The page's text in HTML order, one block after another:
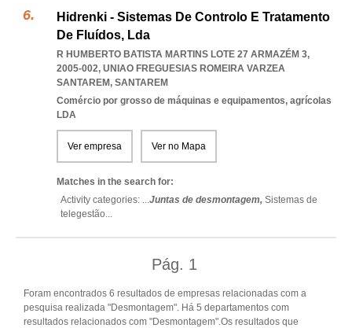
Hidrenki - Sistemas De Controlo E Tratamento
De Fluídos, Lda
R HUMBERTO BATISTA MARTINS LOTE 27 ARMAZÉM 3,
2005-002, UNIAO FREGUESIAS ROMEIRA VARZEA
SANTAREM, SANTAREM
Comércio por grosso de máquinas e equipamentos, agrícolas
LDA
Ver empresa Ver no Mapa
Matches in the search for:
Activity categories: ...Juntas de desmontagem, Sistemas de
telegestão...
Pág. 1
Foram encontrados 6 resultados de empresas relacionadas com a
pesquisa realizada "Desmontagem". Há 5 departamentos com
resultados relacionados com "Desmontagem".Os resultados que